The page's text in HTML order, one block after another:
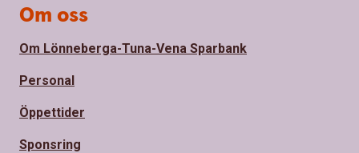
Om oss
Om Lönneberga-Tuna-Vena Sparbank
Personal
Öppettider
Sponsring